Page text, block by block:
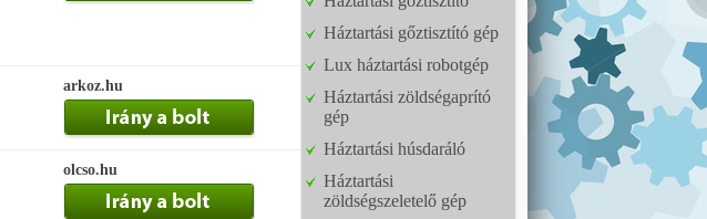
arkoz.hu
olcso.hu
Háztartási gőztisztító gép
Lux háztartási robotgép
Háztartási zöldségaprító
gép
Háztartási húsdaráló
Háztartási
zöldségszeletelő gép